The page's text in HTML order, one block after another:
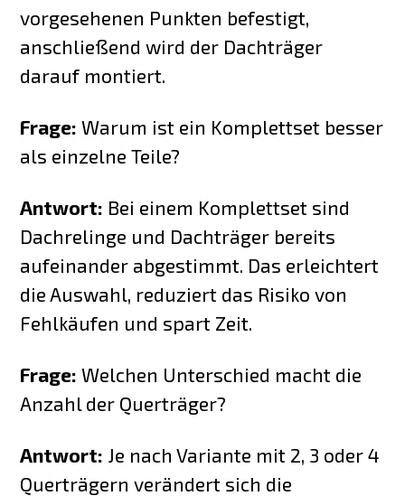
vorgesehenen Punkten befestigt,
anschließend wird der Dachträger
darauf montiert.
Frage: Warum ist ein Komplettset besser
als einzelne Teile?
Antwort: Bei einem Komplettset sind
Dachrelinge und Dachträger bereits
aufeinander abgestimmt. Das erleichtert
die Auswahl, reduziert das Risiko von
Fehlkäufen und spart Zeit.
Frage: Welchen Unterschied macht die
Anzahl der Querträger?
Antwort: Je nach Variante mit 2, 3 oder 4
Querträgern verändert sich die